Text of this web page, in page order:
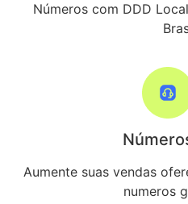
Números com DDD
Aumente suas vendas
numeros